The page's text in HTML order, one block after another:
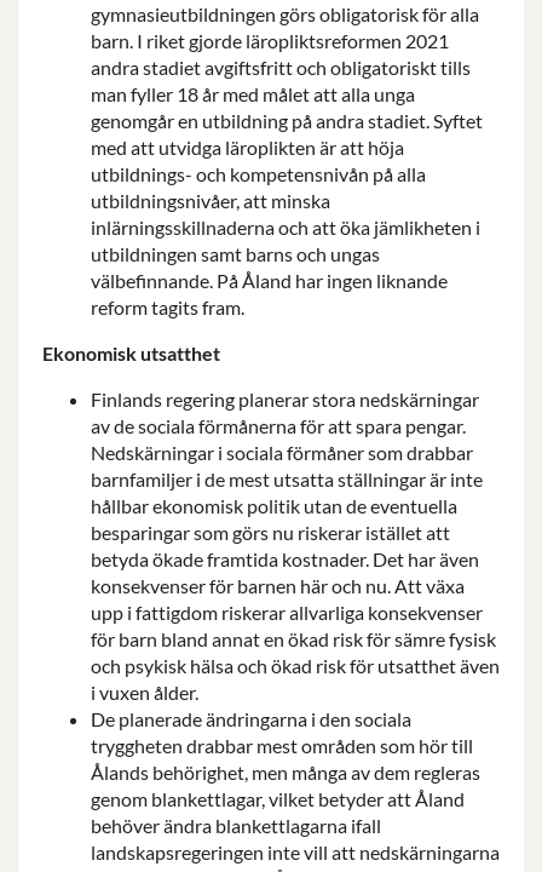
gymnasieutbildningen görs obligatorisk för alla
barn. I riket gjorde läropliktsreformen 2021
andra stadiet avgiftsfritt och obligatoriskt tills
man fyller 18 år med målet att alla unga
genomgår en utbildning på andra stadiet. Syftet
med att utvidga läroplikten är att höja
utbildnings- och kompetensnivån på alla
utbildningsnivåer, att minska
inlärningsskillnaderna och att öka jämlikheten i
utbildningen samt barns och ungas
välbefinnande. På Åland har ingen liknande
reform tagits fram.
Ekonomisk utsatthet
Finlands regering planerar stora nedskärningar
av de sociala förmånerna för att spara pengar.
Nedskärningar i sociala förmåner som drabbar
barnfamiljer i de mest utsatta ställningar är inte
hållbar ekonomisk politik utan de eventuella
besparingar som görs nu riskerar istället att
betyda ökade framtida kostnader. Det har även
konsekvenser för barnen här och nu. Att växa
upp i fattigdom riskerar allvarliga konsekvenser
för barn bland annat en ökad risk för sämre fysisk
och psykisk hälsa och ökad risk för utsatthet även
i vuxen ålder.
De planerade ändringarna i den sociala
tryggheten drabbar mest områden som hör till
Ålands behörighet, men många av dem regleras
genom blankettlagar, vilket betyder att Åland
behöver ändra blankettlagarna ifall
landskapsregeringen inte vill att nedskärningarna